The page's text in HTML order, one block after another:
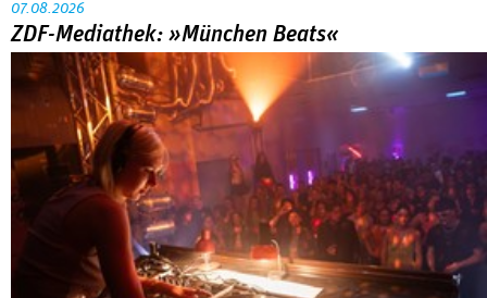
07.08.2026
ZDF-Mediathek: »München Beats«